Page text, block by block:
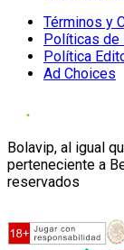
Términos y
Políticas de
Política
Ad Choices
Bolavip, al igual
perteneciente a
reservados